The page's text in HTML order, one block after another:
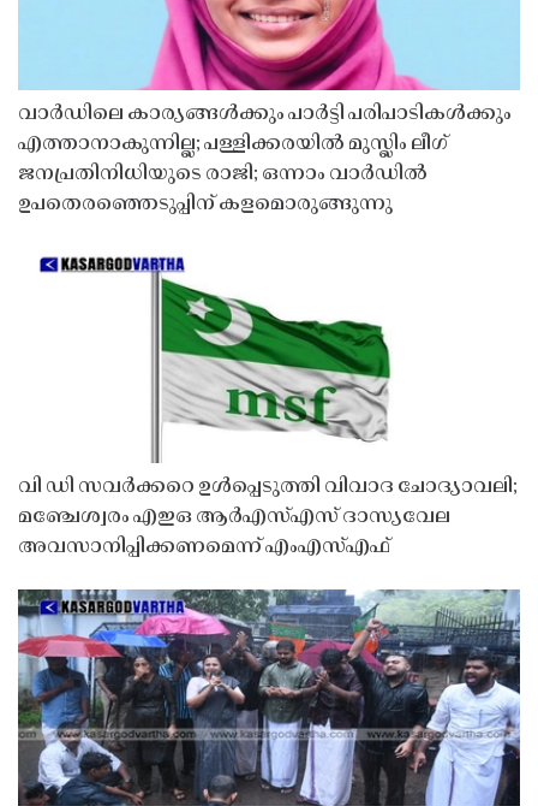
വാർഡിലെ കാര്യങ്ങൾക്കും പാർട്ടി പരിപാടികൾക്കും
എത്താനാകുന്നില്ല; പള്ളിക്കരയിൽ മുസ്ലിം ലീഗ്
ജനപ്രതിനിധിയുടെ രാജി; ഒന്നാം വാർഡിൽ
ഉപതെരഞ്ഞെടുപ്പിന് കളമൊരുങ്ങുന്നു
വി ഡി സവർക്കറെ ഉൾപ്പെടുത്തി വിവാദ ചോദ്യാവലി;
മഞ്ചേശ്വരം എഇഒ ആർഎസ്എസ് ദാസ്യവേല
അവസാനിപ്പിക്കണമെന്ന് എംഎസ്എഫ്